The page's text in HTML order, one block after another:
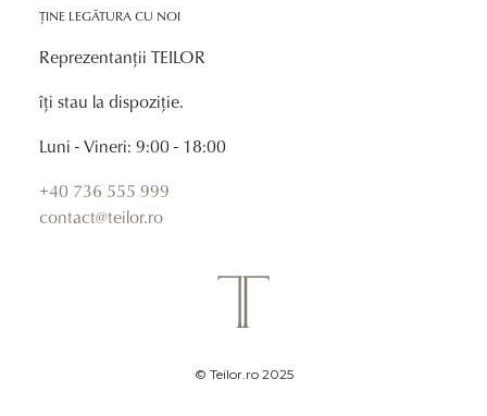
ȚINE LEGĂTURA CU NOI
Reprezentanții TEILOR
îți stau la dispoziție.
Luni - Vineri: 9:00 - 18:00
+40 736 555 999
contact@teilor.ro
© Teilor.ro 2025